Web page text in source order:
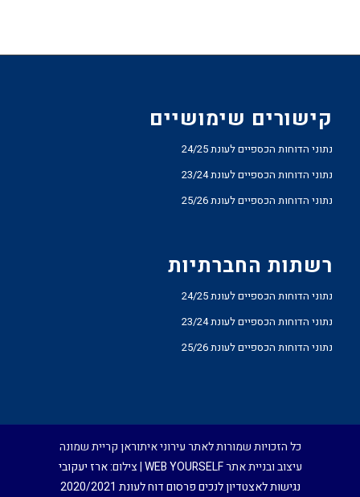
קישורים שימושיים
נתוני הדוחות הכספיים לעונת 24/25
נתוני הדוחות הכספיים לעונת 23/24
נתוני הדוחות הכספיים לעונת 25/26
רשתות החברתיות
נתוני הדוחות הכספיים לעונת 24/25
נתוני הדוחות הכספיים לעונת 23/24
נתוני הדוחות הכספיים לעונת 25/26
כל הזכויות שמורות לאתר עירוני איתוראן קריית שמונה
עיצוב ובניית אתרWEB YOURSELF| צילום:ארז יעקובי
נגישות לאצטדיון לנכיםפרסום דוח לעונת 2020/2021